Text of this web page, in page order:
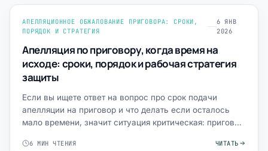
АПЕЛЛЯЦИОННОЕ ОБЖАЛОВАНИЕ ПРИГОВОРА: СРОКИ,
ПОРЯДОК И СТРАТЕГИЯ
6 ЯНВ
2026
Апелляция по приговору, когда время на
исходе: сроки, порядок и рабочая стратегия
защиты
Если вы ищете ответ на вопрос про срок подачи
апелляции на приговор и что делать если осталось
мало времени, значит ситуация критическая: приговор
6 МИН ЧТЕНИЯ ЧИТАТЬ